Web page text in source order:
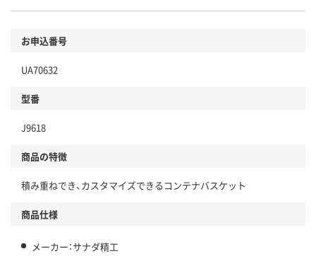
お申込番号
UA70632
型番
J9618
商品の特徴
積み重ねでき、カスタマイズできるコンテナバスケット
商品仕様
メーカー：サナダ精工